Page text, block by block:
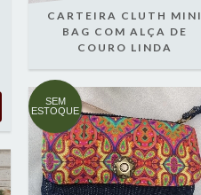
CARTEIRA CLUTH MINI
BAG COM ALÇA DE
COURO LINDA
SEM
ESTOQUE